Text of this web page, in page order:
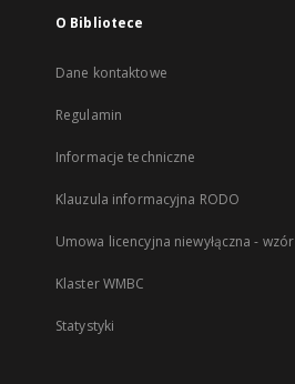
O Bibliotece
Dane kontaktowe
Regulamin
Informacje techniczne
Klauzula informacyjna RODO
Umowa licencyjna niewyłączna - wzór
Klaster WMBC
Statystyki